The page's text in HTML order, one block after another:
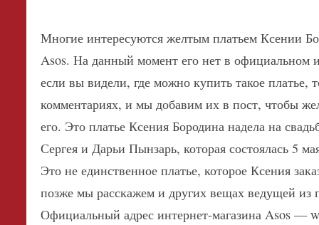
Многие интересуются желтым платьем Ксении
Asos. На данный момент его нет в официальном
если вы видели, где можно купить такое платье,
комментариях, и мы добавим их в пост, чтобы
его. Это платье Ксения Бородина надела на
Сергея и Дарьи Пынзарь, которая состоялась 5
Это не единственное платье, которое Ксения
позже мы расскажем и других вещах ведущей из
Официальный адрес интернет-магазина Asos —